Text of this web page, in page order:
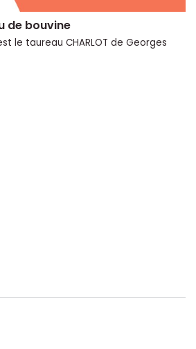
de bouvine
le taureau CHARLOT de Georges